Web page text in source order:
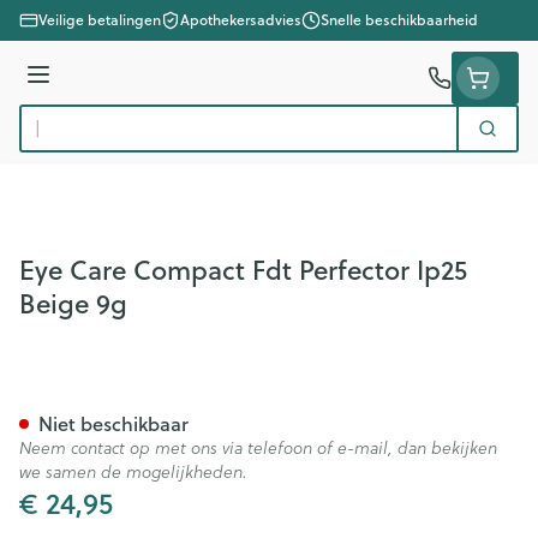
Ga naar de inhoud
Veilige betalingen Apothekersadvies Snelle beschikbaarheid
Menu
Product, merk, categorie... Zoek
Eye Care Compact Fdt Perfector Ip25
Beige 9g
€ 24,95
Niet beschikbaar
Neem contact op met ons via telefoon of e-mail, dan bekijken
we samen de mogelijkheden.